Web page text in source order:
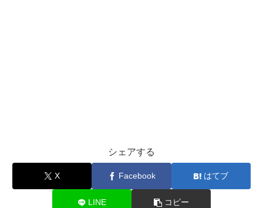
シェアする
X Facebook はてブ
LINE コピー